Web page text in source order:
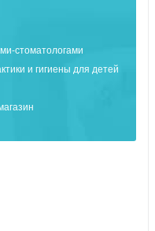
стоматологами
и гигиены для детей